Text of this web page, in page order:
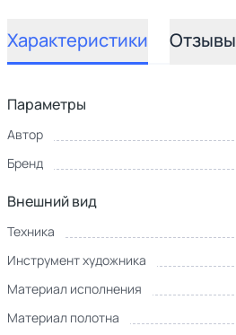
Характеристики Отзывы
Параметры
Автор
Бренд
Внешний вид
Техника
Инструмент художника
Материал исполнения
Материал полотна